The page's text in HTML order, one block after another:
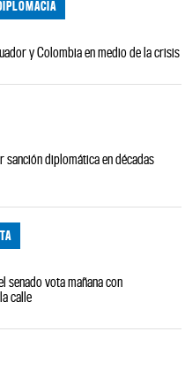
y Colombia en medio de la crisis
sanción diplomática en décadas
senado vota mañana con
calle